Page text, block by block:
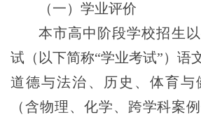
（一）学业评价
本市高中阶段学校招生
试（以下简称“学业考试”）语
道德与法治、历史、体育与
（含物理、化学、跨学科案